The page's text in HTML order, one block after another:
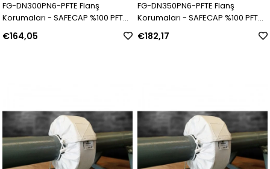
FG-DN300PN6-PFTE Flanş
Korumaları - SAFECAP %100 PFTE |
€164,05
FG-DN350PN6-PFTE Flanş
Korumaları - SAFECAP %100 PFTE |
€182,17